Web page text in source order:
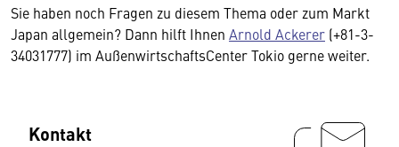
Sie haben noch Fragen zu diesem Thema oder zum Markt
Japan allgemein? Dann hilft Ihnen Arnold Ackerer (+81-3-
34031777) im AußenwirtschaftsCenter Tokio gerne weiter.
Kontakt